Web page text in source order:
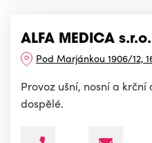
ALFA MEDICA s.r.o.
Pod Marjánkou 1906/12,
Provoz ušní, nosní a
dospělé.